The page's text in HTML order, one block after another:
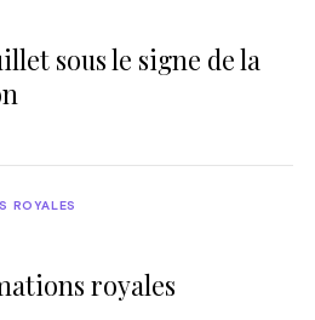
sous le signe de la
royales
ROYALES